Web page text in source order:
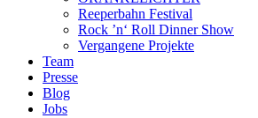
Reeperbahn Festival
Rock ’n‘ Roll Dinner Show
Vergangene Projekte
Team
Presse
Blog
Jobs